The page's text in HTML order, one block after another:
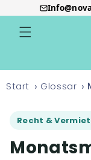
Direkt
zum
Inhalt
Start Glossar
Recht &